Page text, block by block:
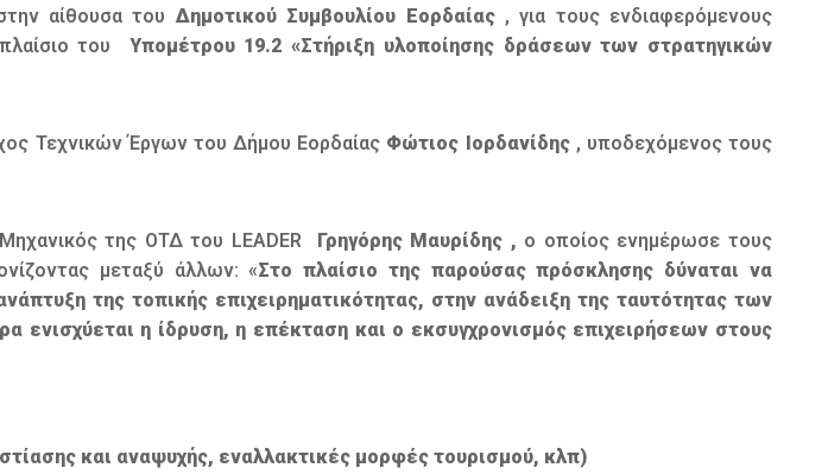
αίθουσα του Δημοτικού Συμβουλίου Εορδαίας , για τους ενδιαφερόμενους
του
Υπομέτρου 19.2 «Στήριξη υλοποίησης δράσεων των στρατηγικών
Τεχνικών Έργων του Δήμου Εορδαίας Φώτιος Ιορδανίδης, υποδεχόμενος τους
της ΟΤΔ του LEADER Γρηγόρης Μαυρίδης , ο οποίος ενημέρωσε τους
μεταξύ άλλων: «Στο πλαίσιο της παρούσας πρόσκλησης δύναται να
της τοπικής επιχειρηματικότητας, στην ανάδειξη της ταυτότητας των
ενισχύεται η ίδρυση, η επέκταση και ο εκσυγχρονισμός επιχειρήσεων στους
και αναψυχής, εναλλακτικές μορφές τουρισμού, κλπ)